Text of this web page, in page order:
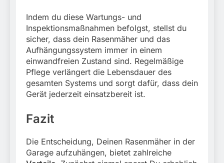
Indem du diese Wartungs- und
Inspektionsmaßnahmen befolgst, stellst du
sicher, dass dein Rasenmäher und das
Aufhängungssystem immer in einem
einwandfreien Zustand sind. Regelmäßige
Pflege verlängert die Lebensdauer des
gesamten Systems und sorgt dafür, dass dein
Gerät jederzeit einsatzbereit ist.
Fazit
Die Entscheidung, Deinen Rasenmäher in der
Garage aufzuhängen, bietet zahlreiche